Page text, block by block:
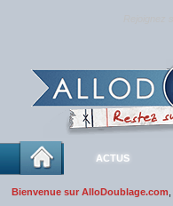
ACTUS
Bienvenue sur AlloDoublage.com